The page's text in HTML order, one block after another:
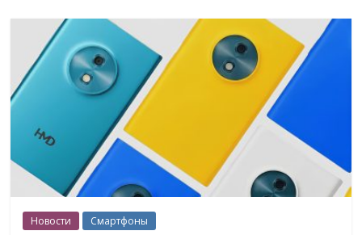
Новости Смартфоны